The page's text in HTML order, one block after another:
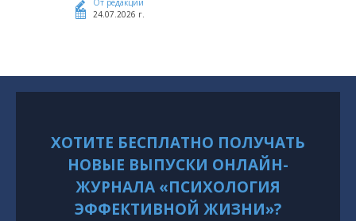
От редакции
24.07.2026 г.
ХОТИТЕ БЕСПЛАТНО ПОЛУЧАТЬ
НОВЫЕ ВЫПУСКИ ОНЛАЙН-
ЖУРНАЛА «ПСИХОЛОГИЯ
ЭФФЕКТИВНОЙ ЖИЗНИ»?